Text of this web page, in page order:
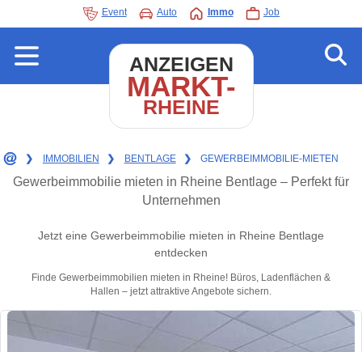
Event Auto Immo Job
ANZEIGEN
MARKT-
RHEINE
❯ IMMOBILIEN ❯ BENTLAGE ❯ GEWERBEIMMOBILIE-MIETEN
Gewerbeimmobilie mieten in Rheine Bentlage – Perfekt für
Unternehmen
Jetzt eine Gewerbeimmobilie mieten in Rheine Bentlage
entdecken
Finde Gewerbeimmobilien mieten in Rheine! Büros, Ladenflächen &
Hallen – jetzt attraktive Angebote sichern.